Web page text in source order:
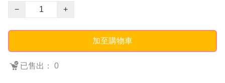
−
+
加至購物車
已售出： 0